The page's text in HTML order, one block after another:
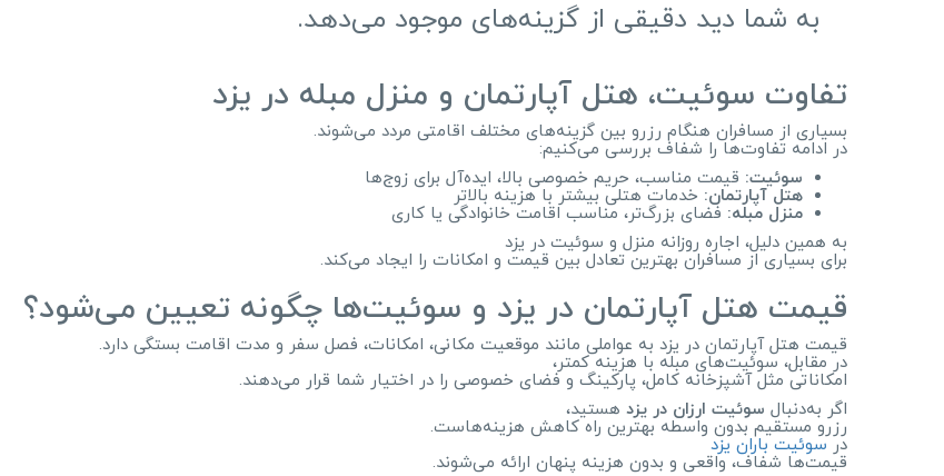
به شما دید دقیقی از گزینه‌های موجود می‌دهد.
تفاوت سوئیت، هتل آپارتمان و منزل مبله در یزد
بسیاری از مسافران هنگام رزرو بین گزینه‌های مختلف اقامتی مردد می‌شوند.
در ادامه تفاوت‌ها را شفاف بررسی می‌کنیم:
سوئیت: قیمت مناسب، حریم خصوصی بالا، ایده‌آل برای زوج‌ها
هتل آپارتمان: خدمات هتلی بیشتر با هزینه بالاتر
منزل مبله: فضای بزرگ‌تر، مناسب اقامت خانوادگی یا کاری
به همین دلیل، اجاره روزانه منزل و سوئیت در یزد
برای بسیاری از مسافران بهترین تعادل بین قیمت و امکانات را ایجاد می‌کند.
قیمت هتل آپارتمان در یزد و سوئیت‌ها چگونه تعیین می‌شود؟
قیمت هتل آپارتمان در یزد به عواملی مانند موقعیت مکانی، امکانات، فصل سفر و مدت اقامت بستگی دارد.
در مقابل، سوئیت‌های مبله با هزینه کمتر،
امکاناتی مثل آشپزخانه کامل، پارکینگ و فضای خصوصی را در اختیار شما قرار می‌دهند.
اگر به‌دنبال سوئیت ارزان در یزد هستید،
رزرو مستقیم بدون واسطه بهترین راه کاهش هزینه‌هاست.
در سوئیت باران یزد
قیمت‌ها شفاف، واقعی و بدون هزینه پنهان ارائه می‌شوند.